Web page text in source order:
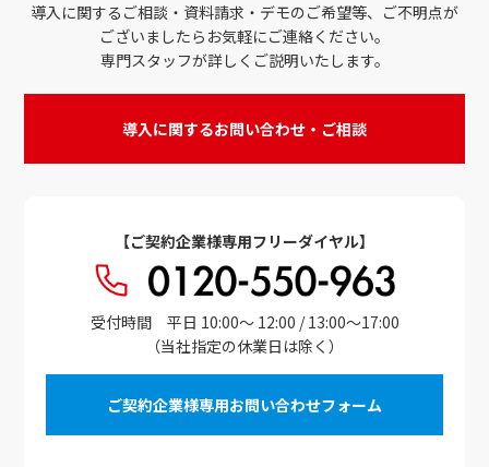
導入に関するご相談・資料請求・デモのご希望等、ご不明点が
ございましたらお気軽にご連絡ください。
専門スタッフが詳しくご説明いたします。
導入に関するお問い合わせ・ご相談
【ご契約企業様専用フリーダイヤル】
受付時間 平日 10:00～ 12:00 / 13:00～17:00
（当社指定の休業日は除く）
ご契約企業様専用お問い合わせフォーム